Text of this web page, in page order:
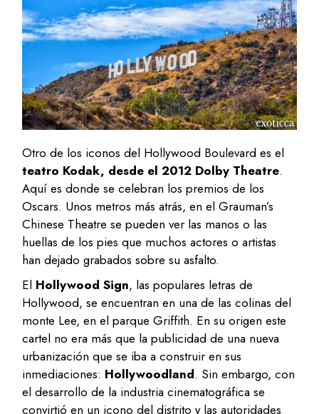
Otro de los iconos del Hollywood Boulevard es el
teatro Kodak, desde el 2012 Dolby Theatre.
Aquí es donde se celebran los premios de los
Oscars. Unos metros más atrás, en el Grauman’s
Chinese Theatre se pueden ver las manos o las
huellas de los pies que muchos actores o artistas
han dejado grabados sobre su asfalto.
El Hollywood Sign, las populares letras de
Hollywood, se encuentran en una de las colinas del
monte Lee, en el parque Griffith. En su origen este
cartel no era más que la publicidad de una nueva
urbanización que se iba a construir en sus
inmediaciones: Hollywoodland. Sin embargo, con
el desarrollo de la industria cinematográfica se
convirtió en un icono del distrito y las autoridades